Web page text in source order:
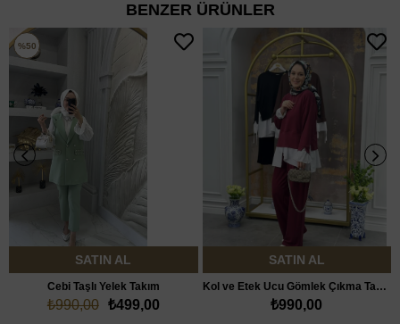
BENZER ÜRÜNLER
SATIN AL
Cebi Taşlı Yelek Takım
₺499,00
₺990,00
%50
SATIN AL
Kol ve Etek Ucu Gömlek Çıkma Takım
₺990,00